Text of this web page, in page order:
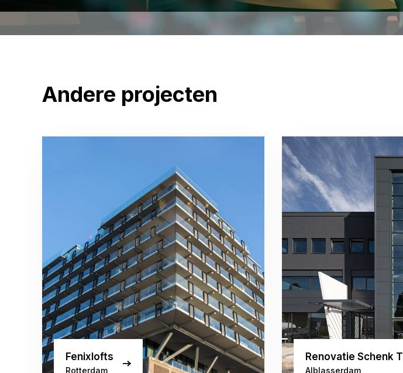
Andere projecten
Fenixlofts
Rotterdam
Renovatie Schenk
Alblasserdam